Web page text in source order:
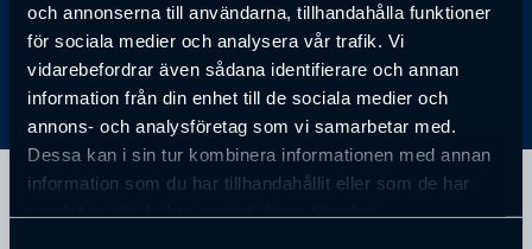
och annonserna till användarna, tillhandahålla funktioner
för sociala medier och analysera vår trafik. Vi
vidarebefordrar även sådana identifierare och annan
information från din enhet till de sociala medier och
annons- och analysföretag som vi samarbetar med.
Dessa kan i sin tur kombinera informationen med annan
information som du har tillhandahållit eller som de har
Anmälan till föreläsning har passerat